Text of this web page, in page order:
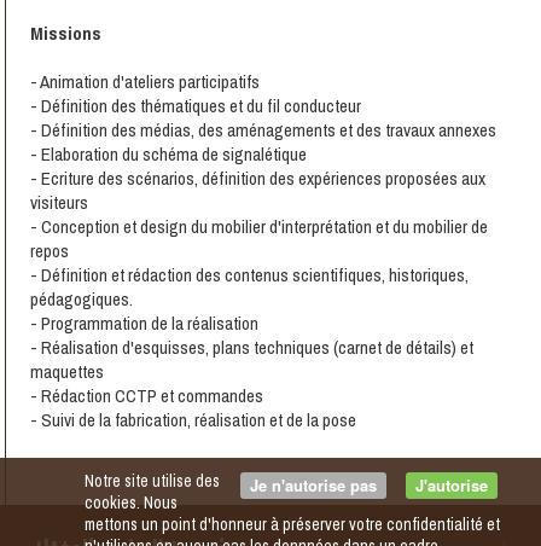
Missions
- Animation d'ateliers participatifs
- Définition des thématiques et du fil conducteur
- Définition des médias, des aménagements et des travaux annexes
- Elaboration du schéma de signalétique
- Ecriture des scénarios, définition des expériences proposées aux
visiteurs
- Conception et design du mobilier d'interprétation et du mobilier de
repos
- Définition et rédaction des contenus scientifiques, historiques,
pédagogiques.
- Programmation de la réalisation
- Réalisation d'esquisses, plans techniques (carnet de détails) et
maquettes
- Rédaction CCTP et commandes
- Suivi de la fabrication, réalisation et de la pose
J'autorise
Je n'autorise pas
Notre site utilise des
cookies. Nous
mettons un point d'honneur à préserver votre confidentialité et